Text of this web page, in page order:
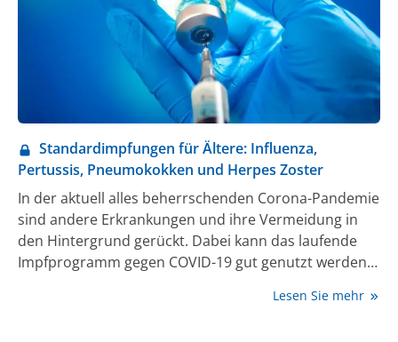
Standardimpfungen für Ältere: Influenza,
Pertussis, Pneumokokken und Herpes Zoster
In der aktuell alles beherrschenden Corona-Pandemie
sind andere Erkrankungen und ihre Vermeidung in
den Hintergrund gerückt. Dabei kann das laufende
Impfprogramm gegen COVID-19 gut genutzt werden,
Lesen Sie mehr